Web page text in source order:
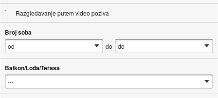
Razgledavanje putem video poziva
Broj soba
do
Balkon/Lođa/Terasa